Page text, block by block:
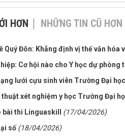
HƠN NHỮNG TIN CŨ HƠN
Quý Đôn: Khẳng định vị thế văn hóa
Cơ hội nào cho Y học dự phòng
lưới cựu sinh viên Trường Đại
thuật xét nghiệm y học Trường Đại
bài thi Linguaskill
(17/04/2026)
số (18/04/2026)